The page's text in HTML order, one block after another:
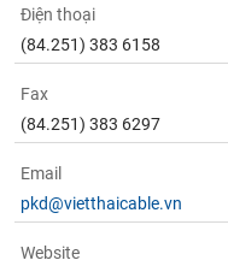
Điện thoại
(84.251) 383 6158
Fax
(84.251) 383 6297
Email
pkd@vietthaicable.vn
Website